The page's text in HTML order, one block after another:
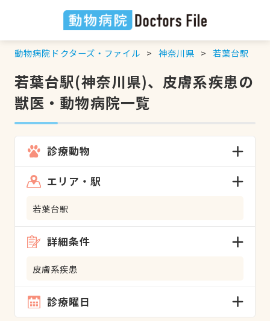
動物病院ドクターズ・ファイル 神奈川県 若葉台駅
若葉台駅(神奈川県)、皮膚系疾患の
獣医・動物病院一覧
診療動物
エリア・駅
若葉台駅
詳細条件
皮膚系疾患
診療曜日